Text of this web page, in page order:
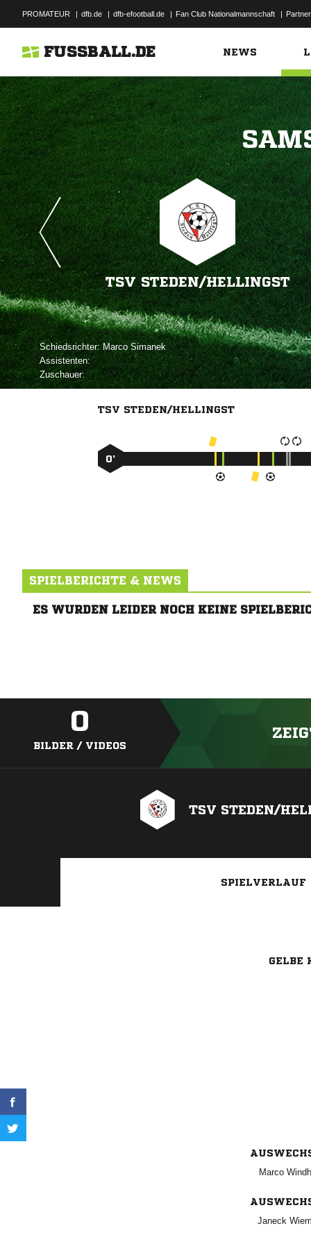
PROMATEUR | dfb.de | dfb-efootball.de | Fan Club Nationalmannschaft | Partner
FUSSBALL.DE NEWS
TSV STEDEN/​HELLINGST
Schiedsrichter: 
Assistenten:
Zuschauer:
TSV STEDEN/HELLINGST
0’
SPIELBERICHTE & NEWS
ES WURDEN LEIDER NOCH KEINE
0
BILDER / VIDEOS
TSV STEDEN/
SPIELVERLAUF
GELBE

